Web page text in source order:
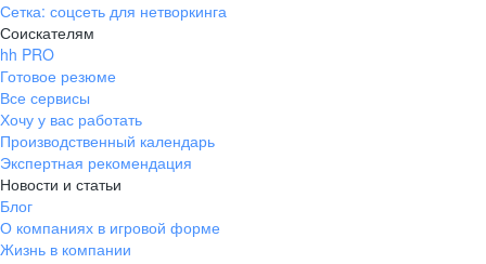
Сетка: соцсеть для нетворкинга
Соискателям
hh PRO
Готовое резюме
Все сервисы
Хочу у вас работать
Производственный календарь
Экспертная рекомендация
Новости и статьи
Блог
О компаниях в игровой форме
Жизнь в компании